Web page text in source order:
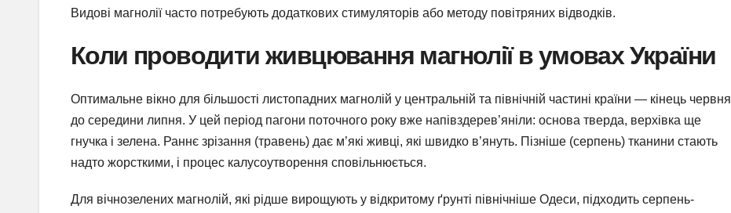
Видові магнолії часто потребують додаткових стимуляторів або методу повітряних відводків.
Коли проводити живцювання магнолії в умовах України
Оптимальне вікно для більшості листопадних магнолій у центральній та північній частині країни — кінець червня
до середини липня. У цей період пагони поточного року вже напівздерев’яніли: основа тверда, верхівка ще
гнучка і зелена. Раннє зрізання (травень) дає м’які живці, які швидко в’януть. Пізніше (серпень) тканини стають
надто жорсткими, і процес калусоутворення сповільнюється.
Для вічнозелених магнолій, які рідше вирощують у відкритому ґрунті північніше Одеси, підходить серпень-